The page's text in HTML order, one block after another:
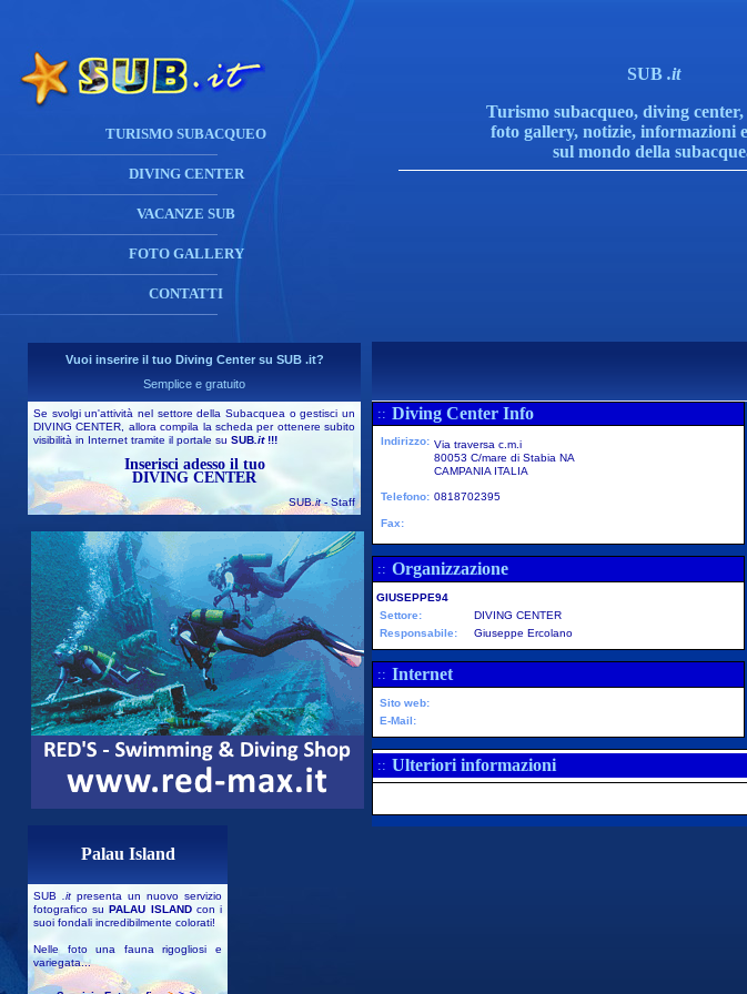
TURISMO SUBACQUEO
DIVING CENTER
VACANZE SUB
FOTO GALLERY
CONTATTI
Vuoi inserire il tuo Diving Center su SUB .it?
Semplice e gratuito
Se svolgi un'attività nel settore della Subacquea o gestisci un
DIVING CENTER, allora compila la scheda per ottenere subito
visibilità in Internet tramite il portale su SUB .it!!!
Inserisci adesso il tuo
DIVING CENTER
SUB.it- Staff
Palau Island
SUB .it presenta un nuovo servizio
fotografico suPALAU ISLANDcon i
suoi fondali incredibilmente colorati!
Nelle foto una fauna rigogliosi e
variegata...
SUB .it
Turismo subacqueo, diving
foto gallery, notizie, informazioni
sul mondo della
:: Diving Center Info
Indirizzo: Via traversa c.m.i
80053 C/mare di Stabia NA
CAMPANIA ITALIA
Telefono: 0818702395
Fax:
:: Organizzazione
GIUSEPPE94
Settore:
DIVING CENTER
Responsabile:
Giuseppe Ercolano
:: Internet
Sito web:
E-Mail:
:: Ulteriori informazioni